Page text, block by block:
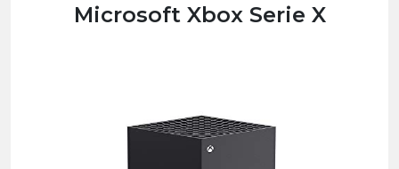
Microsoft Xbox Serie X